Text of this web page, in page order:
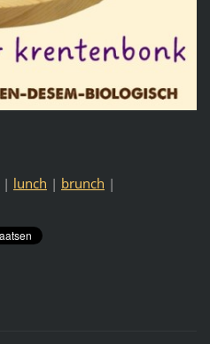
| lunch | brunch |